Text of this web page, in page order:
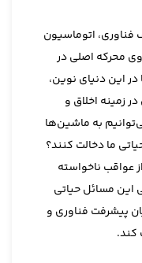
اتوماسیون
محرکه اصلی در
این دنیای نوین،
زمینه اخلاق و
به ماشین‌ها
ما دخالت کنند؟
عواقب ناخواسته
این مسائل حیاتی
پیشرفت فناوری و
کند.